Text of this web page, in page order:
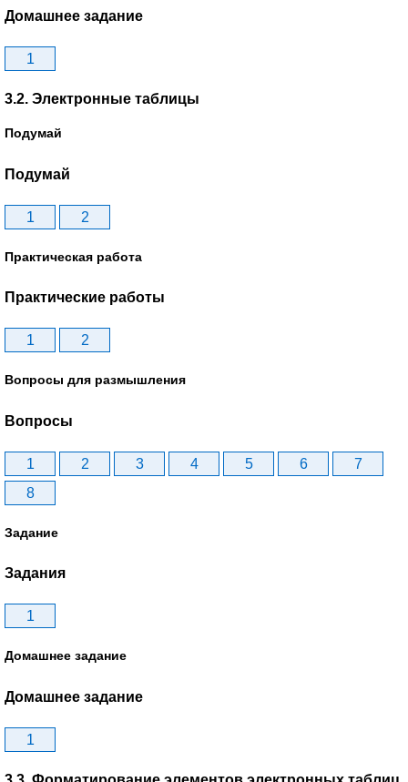
Домашнее задание
1
3.2. Электронные таблицы
Подумай
Подумай
1 2
Практическая работа
Практические работы
1 2
Вопросы для размышления
Вопросы
1 2 3 4 5 6
7
8
Задание
Задания
1
Домашнее задание
Домашнее задание
1